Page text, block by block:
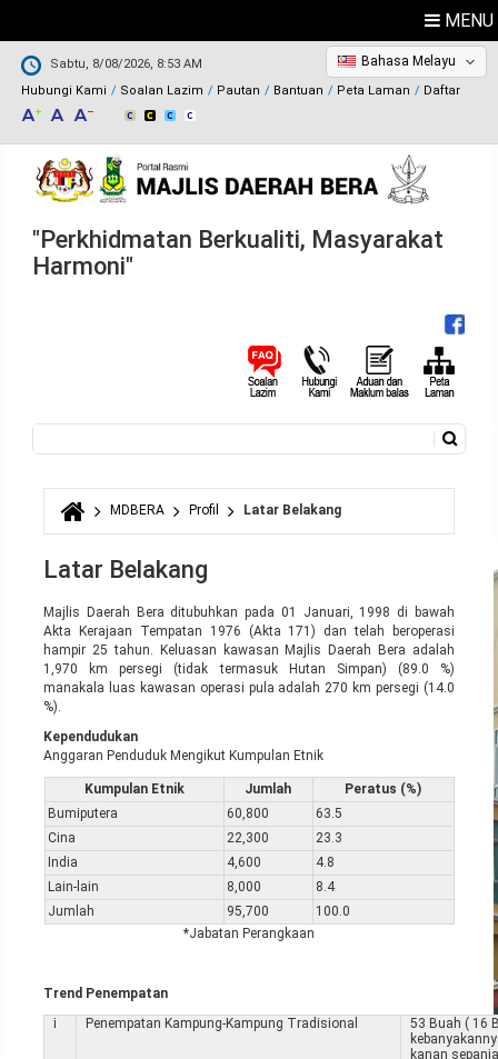
MENU
Sabtu, 8/08/2026, 8:53 AM
Hubungi Kami
Soalan Lazim Pautan Bantuan Peta Laman Daftar
Bahasa Melayu
"Perkhidmatan Berkualiti, Masyarakat
Harmoni"
Borang carian
Anda di sini
MDBERA Profil Latar Belakang
Latar Belakang
Majlis Daerah Bera ditubuhkan pada 01 Januari, 1998 di bawah
Akta Kerajaan Tempatan 1976 (Akta 171) dan telah beroperasi
hampir 25 tahun. Keluasan kawasan Majlis Daerah Bera adalah
1,970 km persegi (tidak termasuk Hutan Simpan) (89.0 %)
manakala luas kawasan operasi pula adalah 270 km persegi (14.0
%).
Kependudukan
Anggaran Penduduk Mengikut Kumpulan Etnik
Kumpulan Etnik Jumlah
Peratus (%)
Bumiputera
60,800
63.5
Cina
22,300
23.3
India
4,600
4.8
Lain-lain
8,000
8.4
Jumlah
95,700
100.0
*Jabatan Perangkaan
Trend Penempatan
i
Penempatan Kampung-Kampung Tradisional
53 Buah ( 16
kanan